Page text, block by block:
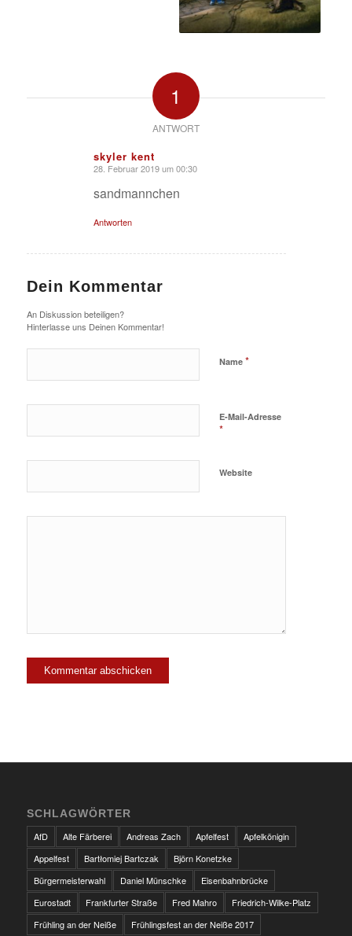
1
ANTWORT
skyler kent
sagte:
28. Februar 2019 um 00:30
sandmannchen
Antworten
Dein Kommentar
An Diskussion beteiligen?
Hinterlasse uns Deinen Kommentar!
Name *
E-Mail-Adresse
*
Website
SCHLAGWÖRTER
AfD
Alte Färberei Andreas Zach Apfelfest
Apfelkönigin
Appelfest
Bartłomiej Bartczak
Björn Konetzke
Bürgermeisterwahl
Daniel Münschke
Eisenbahnbrücke
Eurostadt
Frankfurter Straße Fred Mahro
Friedrich-Wilke-Platz
Frühling an der Neiße
Frühlingsfest an der Neiße 2017